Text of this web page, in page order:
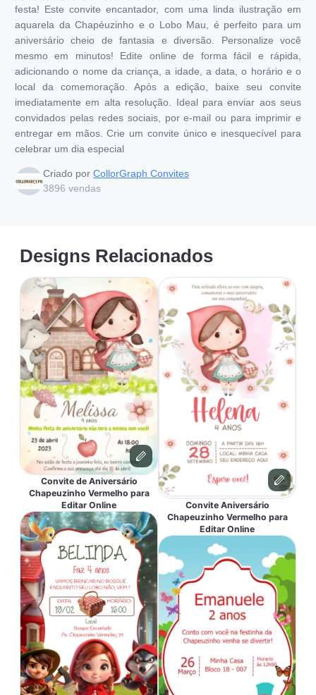
festa! Este convite encantador, com uma linda ilustração em
aquarela da Chapéuzinho e o Lobo Mau, é perfeito para um
aniversário cheio de fantasia e diversão. Personalize você
mesmo em minutos! Edite online de forma fácil e rápida,
adicionando o nome da criança, a idade, a data, o horário e o
local da comemoração. Após a edição, baixe seu convite
imediatamente em alta resolução. Ideal para enviar aos seus
convidados pelas redes sociais, por e-mail ou para imprimir e
entregar em mãos. Crie um convite único e inesquecível para
celebrar um dia especial
Criado por CollorGraph Convites
3896 vendas
Designs Relacionados
Convite de Aniversário
Chapeuzinho Vermelho para
Editar Online
Convite Aniversário
Chapeuzinho Vermelho para
Editar Online